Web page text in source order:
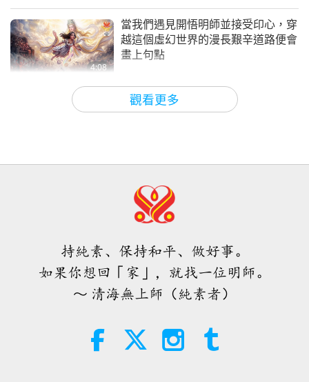
做什麼壞的。我是好人。生氣好人就業障很多。了解
嗎？（了解。）警告你們啊。生氣我，我也不會怎麼
樣，就是你們會怎麼樣。怕就是這樣啦，不是怕我
準備好了。隨時就要打包，準備要走了。
（我必須提早離開。）啊，好，好。你幾點要離開？
（四點半。）啊？（四點半。）四點半，現在已經四
點半了嗎？還沒？好，啊，你會講中文？（是。）
好，如果你想講。不，只是你有特別待遇坐前面，但
不是義務。我以為他們沒告訴你。你自己決定。
（師父好。）悠樂（越南）人？（是，師父。）你最
在我們真正是同志，因為我們有相同的理想。我們朝
同樣的方向，提昇上去。所以我們真正是同志。你們
26:14
打坐很重要（四集之一）
2013.07.17 法國
2018-01-22
29:52
2017.09.23
2018-01-16
佛教故事：「五比丘的前世」（四集
之一） 2015.08.14
觀看更多
4:08
當我們遇見開悟明師並接受印心，穿
越這個虛幻世界的漫長艱辛道路便會
畫上句點
2026-08-06
35:06
21:43
伊斯蘭的水資源道德觀：摘自《聖
智慧之語 2026-08-06 333
19:47
世界播下種子（二集之一）
持純素、保持和平、做好事。
如果你想回「家」，就找一位明師。
～ 清海無上師（純素者）